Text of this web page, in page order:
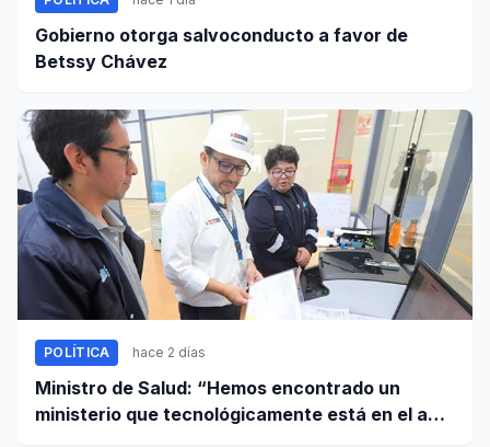
Gobierno otorga salvoconducto a favor de
Betssy Chávez
POLÍTICA hace 2 días
Ministro de Salud: “Hemos encontrado un
ministerio que tecnológicamente está en el año